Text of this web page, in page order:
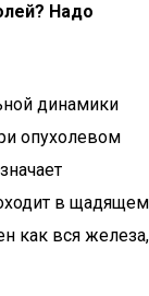
Надо
динамики
опухолевом
в щадящем
как вся железа,